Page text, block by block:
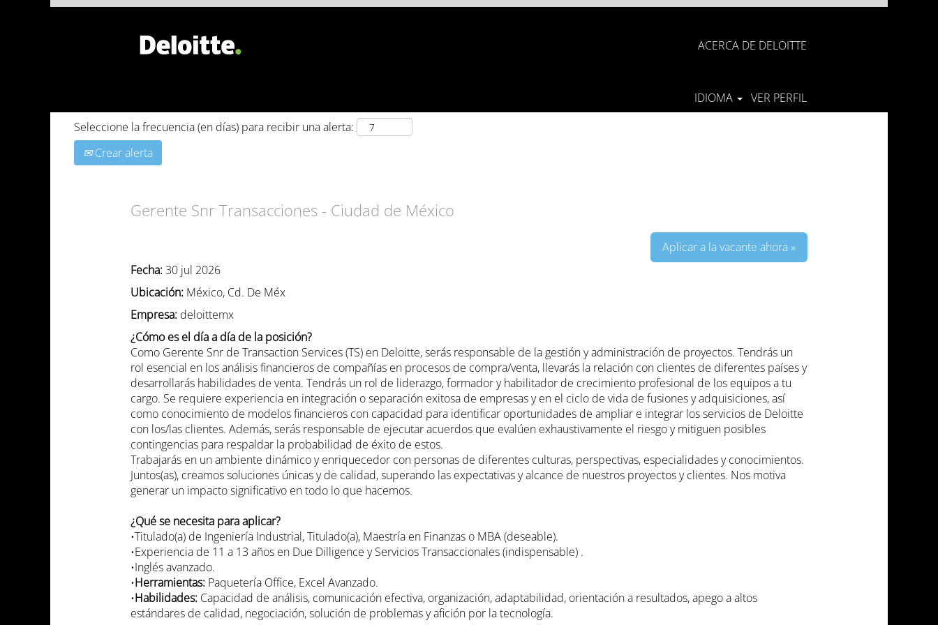
ACERCA DE DELOITTE
IDIOMA VER PERFIL
BÚSQUEDA POR PALABRA CLAVE
Seleccione la frecuencia (en días) para recibir una alerta:
Crear alerta
Gerente Snr Transacciones - Ciudad de México
Aplicar a la vacante ahora »
Fecha:30 jul 2026
Ubicación: México, Cd. De Méx
Empresa: deloittemx
¿Cómo es el día a día de la posición?
Como Gerente Snr de Transaction Services (TS) en Deloitte, serás responsable de la gestión y administración de proyectos. Tendrás un
rol esencial en los análisis financieros de compañías en procesos de compra/venta, llevarás la relación con clientes de diferentes países y
desarrollarás habilidades de venta. Tendrás un rol de liderazgo, formador y habilitador de crecimiento profesional de los equipos a tu
cargo. Se requiere experiencia en integración o separación exitosa de empresas y en el ciclo de vida de fusiones y adquisiciones, así
como conocimiento de modelos financieros con capacidad para identificar oportunidades de ampliar e integrar los servicios de Deloitte
con los/las clientes. Además, serás responsable de ejecutar acuerdos que evalúen exhaustivamente el riesgo y mitiguen posibles
contingencias para respaldar la probabilidad de éxito de estos.
Trabajarás en un ambiente dinámico y enriquecedor con personas de diferentes culturas, perspectivas, especialidades y conocimientos.
Juntos(as), creamos soluciones únicas y de calidad, superando las expectativas y alcance de nuestros proyectos y clientes. Nos motiva
generar un impacto significativo en todo lo que hacemos.
¿Qué se necesita para aplicar?
•Titulado(a) de Ingeniería Industrial, Titulado(a), Maestría en Finanzas o MBA (deseable).
•Experiencia de 11 a 13 años en Due Dilligence y Servicios Transaccionales (indispensable) .
•Inglés avanzado.
•Herramientas: Paquetería Office, Excel Avanzado.
•Habilidades: Capacidad de análisis, comunicación efectiva, organización, adaptabilidad, orientación a resultados, apego a altos
estándares de calidad, negociación, solución de problemas y afición por la tecnología.